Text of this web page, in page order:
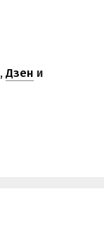
,Дзен и